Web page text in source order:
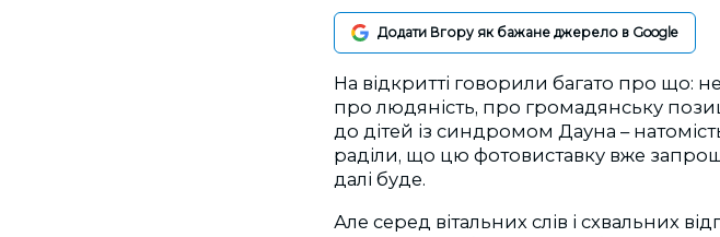
Додати Вгору як бажане джерело в Google
На відкритті говорили багато про що:
про людяність, про громадянську
до дітей із синдромом Дауна –
раділи, що цю фотовиставку вже
далі буде.
Але серед вітальних слів і схвальних